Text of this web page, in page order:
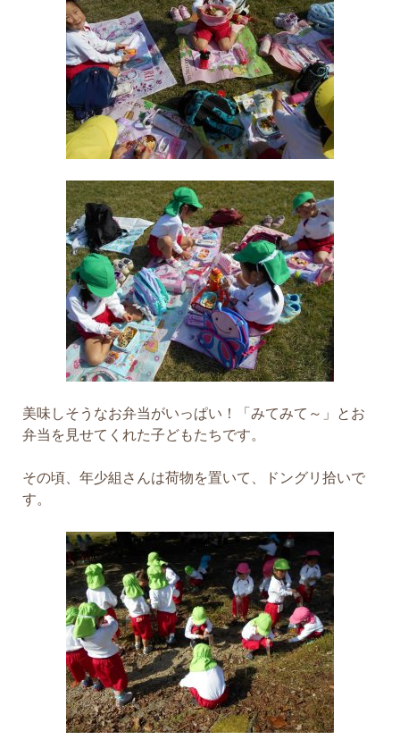
美味しそうなお弁当がいっぱい！「みてみて～」とお
弁当を見せてくれた子どもたちです。
その頃、年少組さんは荷物を置いて、ドングリ拾いで
す。